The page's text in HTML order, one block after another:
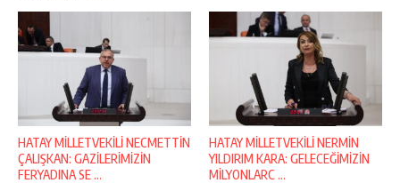
HATAY MİLLETVEKİLİ NECMETTİN
ÇALIŞKAN: GAZİLERİMİZİN
FERYADINA SE ...
HATAY MİLLETVEKİLİ NERMİN
YILDIRIM KARA: GELECEĞİMİZİN
MİLYONLARC ...